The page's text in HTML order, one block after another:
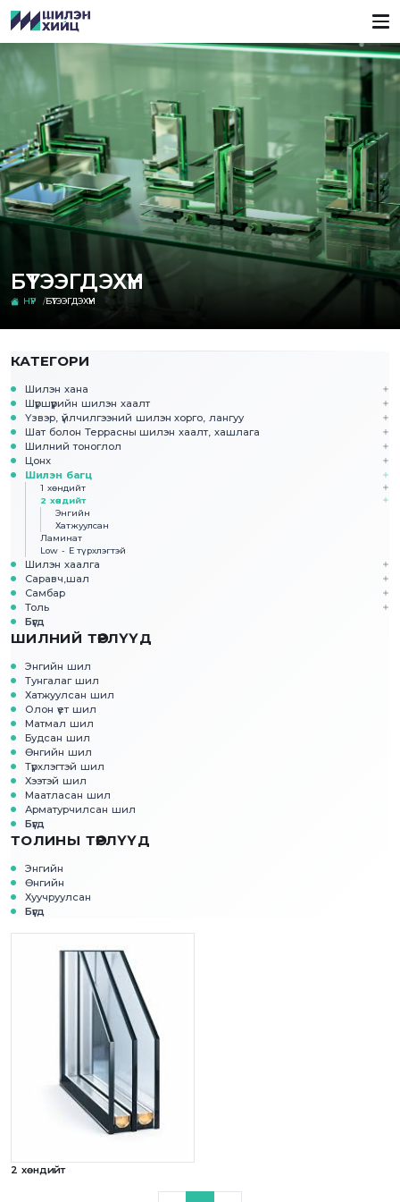
БҮТЭЭГДЭХҮҮН
НҮҮР БҮТЭЭГДЭХҮҮН
КАТЕГОРИ
Шилэн хана
Шүршүүрийн шилэн хаалт
Үзвэр, үйлчилгээний шилэн хорго, лангуу
Шат болон Террасны шилэн хаалт, хашлага
Шилний тоноглол
Цонх
Шилэн багц
1 хөндийт
2 хөндийт
Энгийн
Хатжуулсан
Ламинат
Low - E түрхлэгтэй
Шилэн хаалга
Саравч,шал
Самбар
Толь
Бүгд
ШИЛНИЙ ТӨРЛҮҮД
Энгийн шил
Тунгалаг шил
Хатжуулсан шил
Олон үет шил
Матмал шил
Будсан шил
Өнгийн шил
Түрхлэгтэй шил
Хээтэй шил
Маатласан шил
Арматурчилсан шил
Бүгд
ТОЛИНЫ ТӨРЛҮҮД
Энгийн
Өнгийн
Хуучруулсан
Бүгд
2 хөндийт